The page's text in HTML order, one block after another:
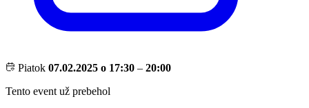
Piatok 07.02.2025 o 17:30 – 20:00
Tento event už prebehol